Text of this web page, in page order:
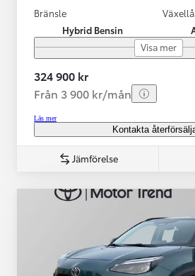
Bränsle
Hybrid Bensin
Visa mer
324 900 kr
Från 3 900 kr/mån
Läs mer
Kontakta
Jämförelse